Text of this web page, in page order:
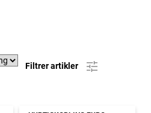
Filtrer artikler